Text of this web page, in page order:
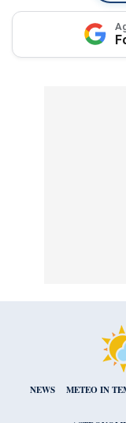
NEWS METEO IN